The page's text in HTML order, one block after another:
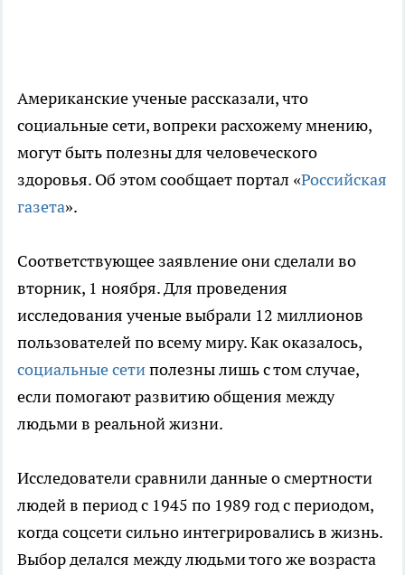
Американские ученые рассказали, что
социальные сети, вопреки расхожему мнению,
могут быть полезны для человеческого
здоровья. Об этом сообщает портал «Российская
газета».
Соответствующее заявление они сделали во
вторник, 1 ноября. Для проведения
исследования ученые выбрали 12 миллионов
пользователей по всему миру. Как оказалось,
социальные сетиполезны лишь с том случае,
если помогают развитию общения между
людьми в реальной жизни.
Исследователи сравнили данные о смертности
людей в период с 1945 по 1989 год с периодом,
когда соцсети сильно интегрировались в жизнь.
Выбор делался между людьми того же возраста